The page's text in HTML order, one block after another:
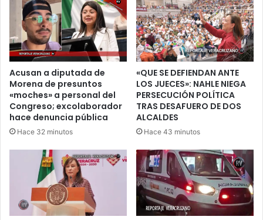
Acusan a diputada de
Morena de presuntos
«moches» a personal del
Congreso; excolaborador
hace denuncia pública
Hace 32 minutos
«QUE SE DEFIENDAN ANTE
LOS JUECES»: NAHLE NIEGA
PERSECUCIÓN POLÍTICA
TRAS DESAFUERO DE DOS
ALCALDES
Hace 43 minutos